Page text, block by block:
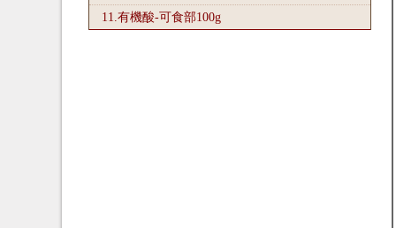
11.有機酸-可食部100g